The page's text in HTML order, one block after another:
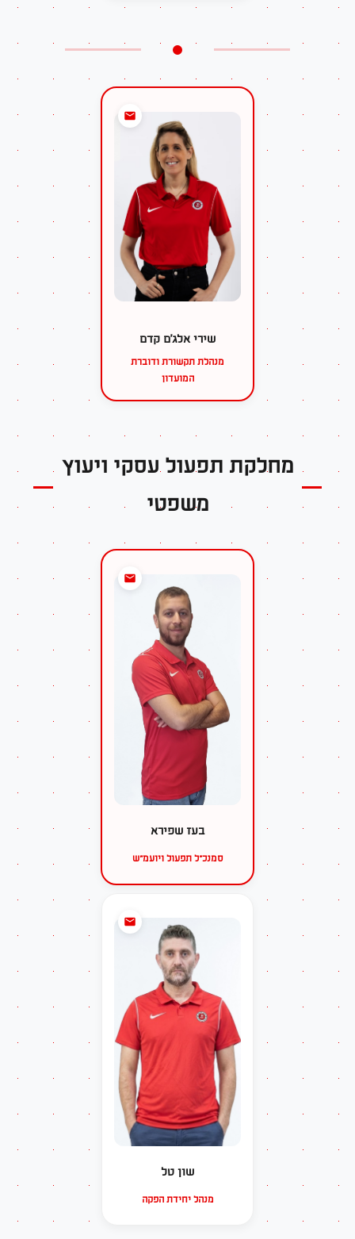
שירי אלג׳ם קדם
מנהלת תקשורת ודוברת
המועדון
מחלקת תפעול עסקי ויעוץ
משפטי
בעז שפירא
סמנכ״ל תפעול ויועמ״ש
שון טל
מנהל יחידת הפקה